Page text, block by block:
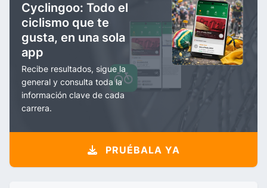
Cyclingoo: Todo el
ciclismo que te
gusta, en una sola
app
Recibe resultados, sigue la
general y consulta toda la
información clave de cada
carrera.
PRUÉBALA YA